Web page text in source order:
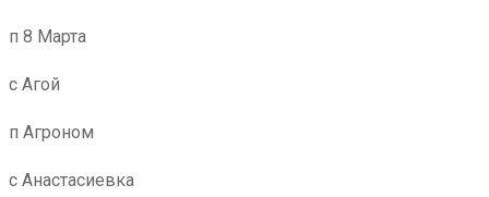
п 8 Марта
с Агой
п Агроном
с Анастасиевка